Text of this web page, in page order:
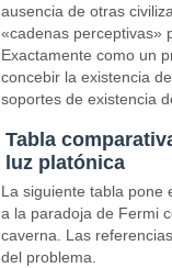
ausencia de otras
«cadenas perceptivas»
Exactamente como un
concebir la existencia
soportes de existencia
Tabla
luz platónica
La siguiente tabla pone
a la paradoja de Fermi
caverna. Las
del problema.